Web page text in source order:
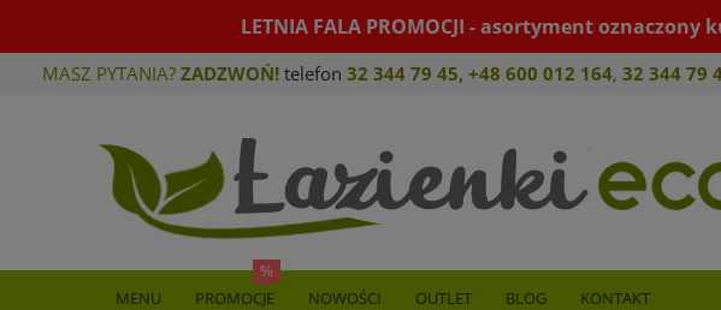
LETNIA FALA PROMOCJI - asortyment
MASZ PYTANIA? ZADZWOŃ! telefon 32 344 79 45, +48 600 012 164, 32 344 79
MENU PROMOCJE NOWOŚCI OUTLET BLOG KONTAKT